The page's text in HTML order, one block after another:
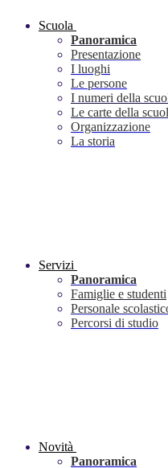
Scuola
Panoramica
Presentazione
I luoghi
Le persone
I numeri della
Le carte della
Organizzazione
La storia
Servizi
Panoramica
Famiglie e studenti
Personale
Percorsi di studio
Novità
Panoramica